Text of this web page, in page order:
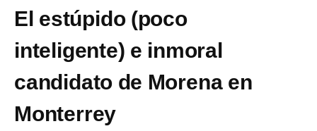
El estúpido (poco
inteligente) e inmoral
candidato de Morena en
Monterrey